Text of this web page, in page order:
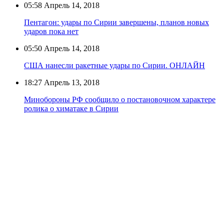
05:58 Апрель 14, 2018
Пентагон: удары по Сирии завершены, планов новых
ударов пока нет
05:50 Апрель 14, 2018
США нанесли ракетные удары по Сирии. ОНЛАЙН
18:27 Апрель 13, 2018
Минобороны РФ сообщило о постановочном характере
ролика о химатаке в Сирии